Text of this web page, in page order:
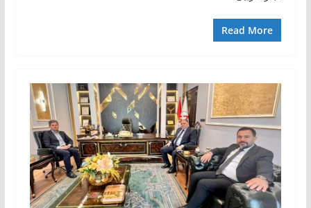
Read More